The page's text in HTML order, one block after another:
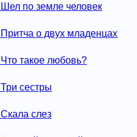
Шел по земле человек
Притча о двух младенцах
Что такое любовь?
Три сестры
Скала слез